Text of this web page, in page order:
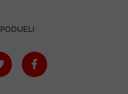
PODIJELI